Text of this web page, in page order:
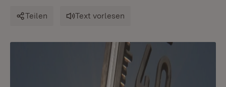
Teilen Text vorlesen